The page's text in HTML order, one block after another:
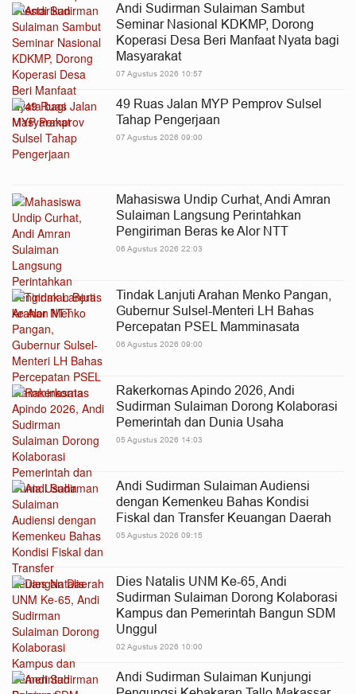
Andi Sudirman Sulaiman Sambut
Seminar Nasional KDKMP, Dorong
Koperasi Desa Beri Manfaat Nyata bagi
Masyarakat
07 Agustus 2026 10:57
49 Ruas Jalan MYP Pemprov Sulsel
Tahap Pengerjaan
07 Agustus 2026 09:00
Mahasiswa Undip Curhat, Andi Amran
Sulaiman Langsung Perintahkan
Pengiriman Beras ke Alor NTT
06 Agustus 2026 22:03
Tindak Lanjuti Arahan Menko Pangan,
Gubernur Sulsel-Menteri LH Bahas
Percepatan PSEL Mamminasata
06 Agustus 2026 09:00
Rakerkornas Apindo 2026, Andi
Sudirman Sulaiman Dorong Kolaborasi
Pemerintah dan Dunia Usaha
05 Agustus 2026 14:03
Andi Sudirman Sulaiman Audiensi
dengan Kemenkeu Bahas Kondisi
Fiskal dan Transfer Keuangan Daerah
05 Agustus 2026 09:15
Dies Natalis UNM Ke-65, Andi
Sudirman Sulaiman Dorong Kolaborasi
Kampus dan Pemerintah Bangun SDM
Unggul
02 Agustus 2026 10:00
Andi Sudirman Sulaiman Kunjungi